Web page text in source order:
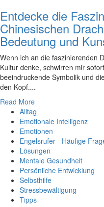
Entdecke die
Chinesischen
Bedeutung und
Wenn ich an die faszinierenden
Kultur denke, schwirren mir
beeindruckende Symbolik und
den Kopf....
Read More
Alltag
Emotionale Intelligenz
Emotionen
Engelsrufer - Häufige
Lösungen
Mentale Gesundheit
Persönliche Entwicklung
Selbsthilfe
Stressbewältigung
Tipps